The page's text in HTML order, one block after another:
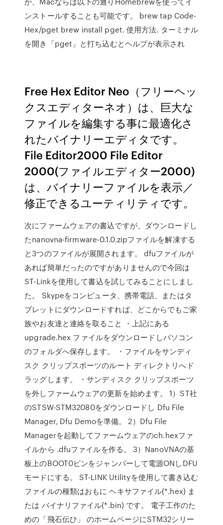
ンストールすることも可能です。 brew tap Code-
Hex/pget brew install pget. 使用方法. ターミナル
を開き「pget」と打ち込むとヘルプが表示され
Free Hex Editor Neo（フリーヘッ
クスエディターネオ）は、巨大な
ファイルを編集する事に最適化さ
れたバイナリーエディタです。
File Editor2000 File Editor
2000(ファイルエディター2000)
は、バイナリーファイルを表示／
修正できるユーティリティです。
次にファームウェアの書込ですが、ダウンロードし
たnanovna-firmware-0.1.0.zipファイルを解凍する
と3つのファイルが展開されます。 dfuファイルが
あれば簡単だったのですがありませんので今回は
ST-Linkを使用して書込を試してみることにしまし
た。 Skypeをコンピュータ、携帯電話、またはタ
ブレットにダウンロードすれば、どこからでもご家
族やお友達と連絡を取ること ・上記にある
upgrade.hex ファイルをダウンロードしパソコン
のフォルダへ保存します。 ・ファイルをサンディ
スク クリップスポーツのルート ディレクトリへド
ラッグします。 ・サンディスク クリップスポーツ
を外しファームウェアの更新を始めます。 1）ST社
のSTSW-STM32080をダウンロードし Dfu File
Manager, Dfu Demoを準備。 2）Dfu File
Managerを起動してファームウェアのch.hexファ
イルから .dfuファイルを作る。 3）NanoVNAの基
板上のBOOT0ピンをジャンパーして電源ONしDFU
モードにする。 ST-LINK Utilityを使用して書き込む
ファイルの種類はおもに ヘキサファイル(*.hex) ま
たは バイナリファイル(*.bin) です。 電子工作のた
めの「飛石伝ひ」 のホームページにSTM32シリー